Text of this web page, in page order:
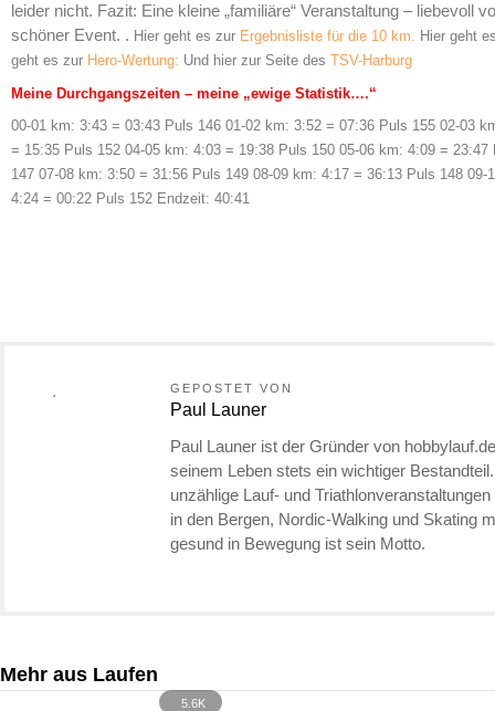
leider nicht. Fazit: Eine kleine „familiäre“ Veranstaltung – liebevoll
schöner Event. . Hier geht es zur Ergebnisliste für die 10 km. Hier geht
geht es zur Hero-Wertung: Und hier zur Seite des TSV-Harburg
Meine Durchgangszeiten – meine „ewige Statistik….“
00-01 km: 3:43 = 03:43 Puls 146 01-02 km: 3:52 = 07:36 Puls 155 02-03
= 15:35 Puls 152 04-05 km: 4:03 = 19:38 Puls 150 05-06 km: 4:09 =
147 07-08 km: 3:50 = 31:56 Puls 149 08-09 km: 4:17 = 36:13 Puls 148
4:24 = 00:22 Puls 152 Endzeit: 40:41
GEPOSTET VON
Paul Launer
Paul Launer ist der Gründer von
seinem Leben stets ein wichtiger
unzählige Lauf- und
in den Bergen, Nordic-Walking und Skating
gesund in Bewegung ist sein Motto.
Mehr aus Laufen
5.6K